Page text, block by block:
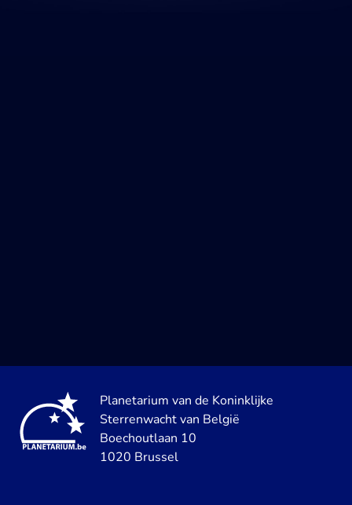
Planetarium van de Koninklijke
Sterrenwacht van België
Boechoutlaan 10
1020 Brussel